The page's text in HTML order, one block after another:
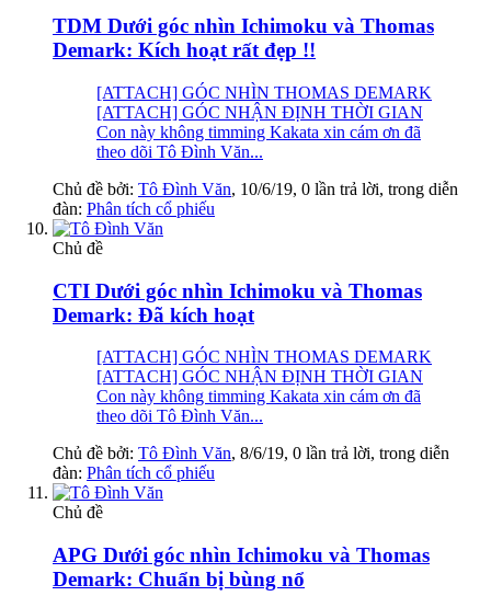
TDM Dưới góc nhìn Ichimoku và Thomas
Demark: Kích hoạt rất đẹp !!
[ATTACH] GÓC NHÌN THOMAS DEMARK
[ATTACH] GÓC NHẬN ĐỊNH THỜI GIAN
Con này không timming Kakata xin cám ơn đã
theo dõi Tô Đình Văn...
Chủ đề bởi: Tô Đình Văn, 10/6/19, 0 lần trả lời, trong diễn
đàn: Phân tích cổ phiếu
Chủ đề
CTI Dưới góc nhìn Ichimoku và Thomas
Demark: Đã kích hoạt
[ATTACH] GÓC NHÌN THOMAS DEMARK
[ATTACH] GÓC NHẬN ĐỊNH THỜI GIAN
Con này không timming Kakata xin cám ơn đã
theo dõi Tô Đình Văn...
Chủ đề bởi: Tô Đình Văn, 8/6/19, 0 lần trả lời, trong diễn
đàn: Phân tích cổ phiếu
Chủ đề
APG Dưới góc nhìn Ichimoku và Thomas
Demark: Chuẩn bị bùng nổ